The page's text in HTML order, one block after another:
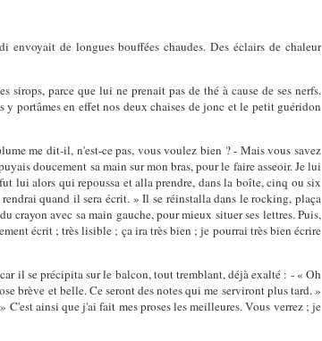
de longues bouffées chaudes. Des éclairs de chaleur
parce que lui ne prenait pas de thé à cause de ses nerfs.
portâmes en effet nos deux chaises de jonc et le petit guéridon
me dit-il, n'est-ce pas, vous voulez bien ? - Mais vous savez
doucement sa main sur mon bras, pour le faire asseoir. Je lui
lui alors qui repoussa et alla prendre, dans la boîte, cinq ou six
quand il sera écrit. » Il se réinstalla dans le rocking, plaça
crayon avec sa main gauche, pour mieux situer ses lettres. Puis,
écrit ; très lisible ; ça ira très bien ; je pourrai très bien écrire
il se précipita sur le balcon, tout tremblant, déjà exalté : - « Oh
brève et belle. Ce seront des notes qui me serviront plus tard. »
ainsi que j'ai fait mes proses les meilleures. Vous verrez ; je